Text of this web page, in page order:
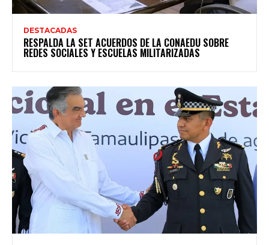
DESTACADAS
RESPALDA LA SET ACUERDOS DE LA CONAEDU SOBRE
REDES SOCIALES Y ESCUELAS MILITARIZADAS